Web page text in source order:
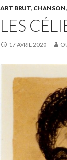
ART BRUT, CHANSON,
LES
17 AVRIL 2020